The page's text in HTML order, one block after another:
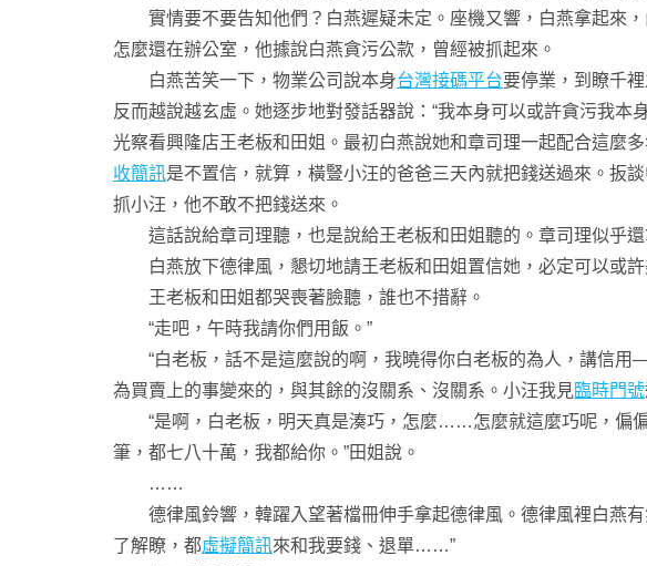
實情要不要告知他們？白燕遲疑未定。座機又響，白燕拿起來，
怎麼還在辦公室，他據說白燕貪污公款，曾經被抓起來。
白燕苦笑一下，物業公司說本身台灣接碼平台要停業，到瞭千
反而越說越玄虛。她逐步地對發話器說：“我本身可以或許貪污我
光察看興隆店王老板和田姐。最初白燕說她和章司理一起配合這麼
收簡訊是不置信，就算，橫豎小汪的爸爸三天內就把錢送過來。扳
抓小汪，他不敢不把錢送來。
這話說給章司理聽，也是說給王老板和田姐聽的。章司理似乎還
白燕放下德律風，懇切地請王老板和田姐置信她，必定可以或許
王老板和田姐都哭喪著臉聽，誰也不措辭。
“走吧，午時我請你們用飯。”
“白老板，話不是這麼說的啊，我曉得你白老板的為人，講信用
為買賣上的事變來的，與其餘的沒關系、沒關系。小汪我見臨時門號
“是啊，白老板，明天真是湊巧，怎麼……怎麼就這麼巧呢，偏偏
筆，都七八十萬，我都給你。”田姐說。
……
德律風鈴響，韓躍入望著檔冊伸手拿起德律風。德律風裡白燕
了解瞭，都虛擬簡訊來和我要錢、退單……”